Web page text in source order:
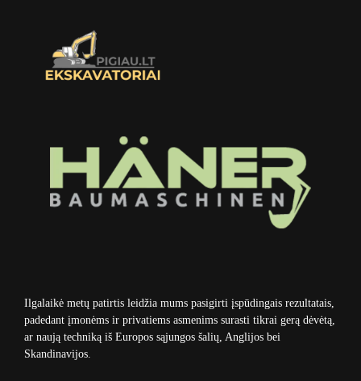
Ilgalaikė metų patirtis leidžia mums pasigirti įspūdingais rezultatais,
padedant įmonėms ir privatiems asmenims surasti tikrai gerą dėvėtą,
ar naują techniką iš Europos sąjungos šalių, Anglijos bei
Skandinavijos.